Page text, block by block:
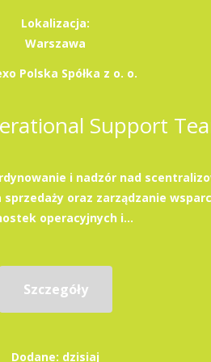
Lokalizacja:
Warszawa
Polska Spółka z o. o.
i nadzór nad
oraz zarządzanie
operacyjnych i...
Szczegóły
Dodane: dzisiaj